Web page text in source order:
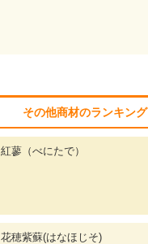
その他商材のランキング
紅蓼（べにたで）
花穂紫蘇(はなほじそ)